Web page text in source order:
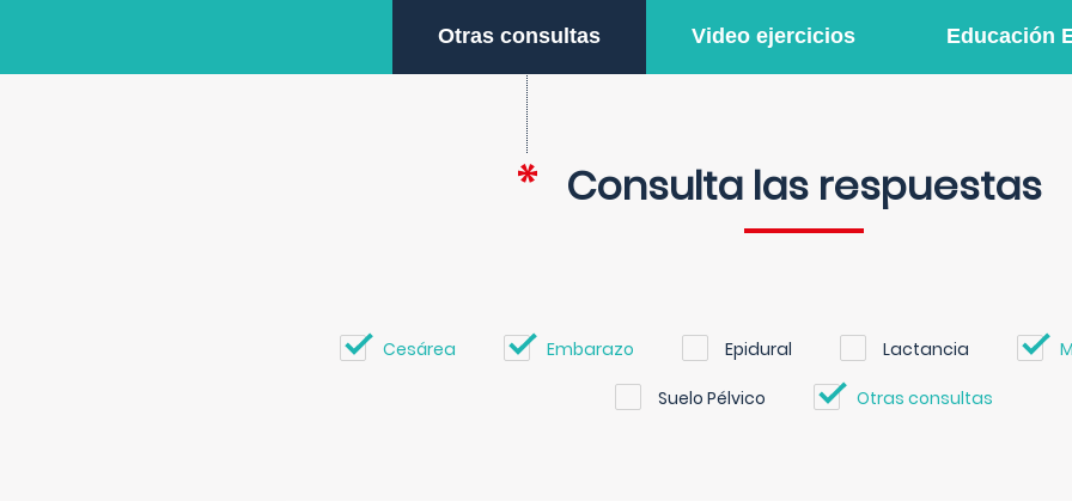
Otras consultas Video ejercicios Educación
Consulta las respuestas
Cesárea Embarazo Epidural Lactancia
Suelo Pélvico Otras consultas